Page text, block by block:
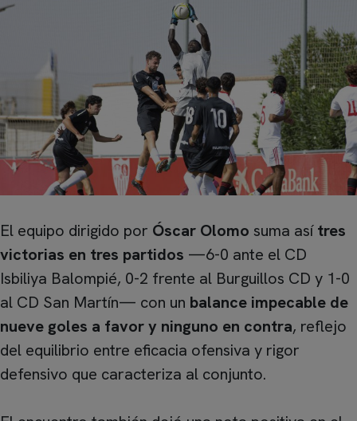
El equipo dirigido por Óscar Olomo suma asítres
victorias en tres partidos —6-0 ante el CD
Isbiliya Balompié, 0-2 frente al Burguillos CD y 1-0
al CD San Martín— con un balance impecable de
nueve goles a favor y ninguno en contra, reflejo
del equilibrio entre eficacia ofensiva y rigor
defensivo que caracteriza al conjunto.